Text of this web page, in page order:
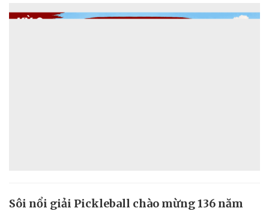
Sôi nổi giải Pickleball chào mừng 136 năm